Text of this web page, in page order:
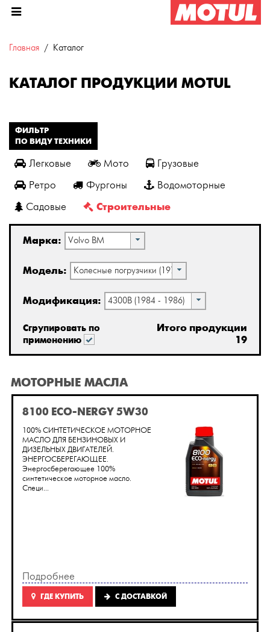
Главная Каталог
КАТАЛОГ ПРОДУКЦИИ MOTUL
ФИЛЬТР
ПО ВИДУ ТЕХНИКИ
Легковые Мото
Грузовые
Ретро
Фургоны
Водомоторные
Садовые
Строительные
Марка: Volvo BM
Модель: Колесные погрузчики (1973 - 1997)
Модификация: 4300B (1984 - 1986)
Сгрупировать по
применению
Итого продукции
19
МОТОРНЫЕ МАСЛА
8100 ECO-NERGY 5W30
100% СИНТЕТИЧЕСКОЕ МОТОРНОЕ
МАСЛО ДЛЯ БЕНЗИНОВЫХ И
ДИЗЕЛЬНЫХ ДВИГАТЕЛЕЙ.
ЭНЕРГОСБЕРЕГАЮЩЕЕ.
Энергосберегающее 100%
синтетическое моторное масло.
Специ...
Подробнее
ГДЕ КУПИТЬ C ДОСТАВКОЙ